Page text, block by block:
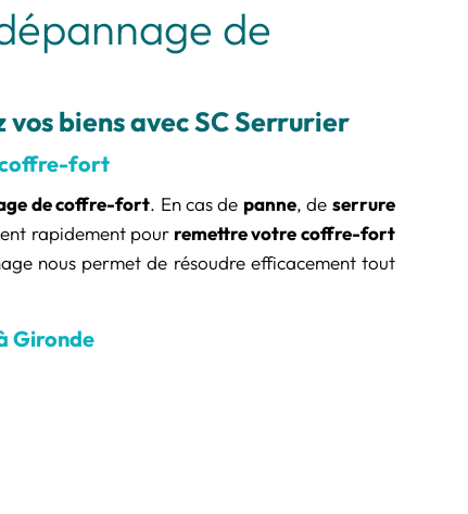
de
biens avec SC Serrurier
coffre-fort
de coffre-fort. En cas de panne, de serrure
rapidement pour remettre votre coffre-fort
nous permet de résoudre efficacement tout
Gironde